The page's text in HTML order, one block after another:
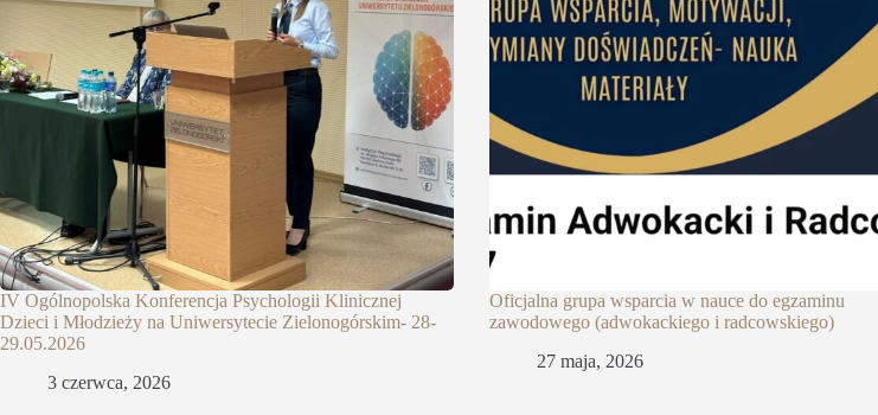
IV Ogólnopolska Konferencja Psychologii Klinicznej
Dzieci i Młodzieży na Uniwersytecie Zielonogórskim- 28-
29.05.2026
3 czerwca, 2026
Oficjalna grupa wsparcia w nauce do egzaminu
zawodowego (adwokackiego i radcowskiego)
27 maja, 2026